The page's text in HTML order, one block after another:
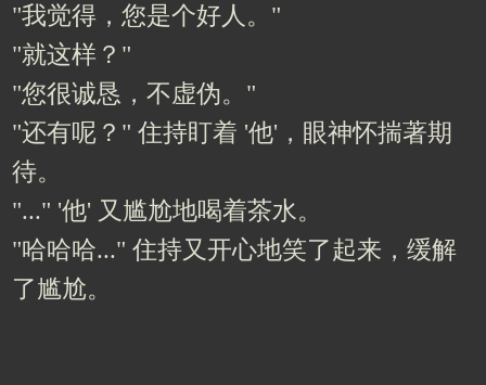
"我觉得，您是个好人。"
"就这样？"
"您很诚恳，不虚伪。"
"还有呢？" 住持盯着 '他'，眼神怀揣著期
待。
"..." '他' 又尴尬地喝着茶水。
"哈哈哈..." 住持又开心地笑了起来，缓解
了尴尬。